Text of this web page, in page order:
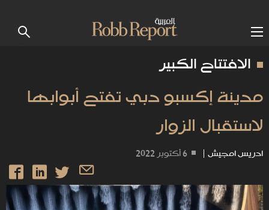
الافتتاح الكبير
مدينة إكسبو دبي تفتح أبوابها
لاستقبال الزوار
ادريس امجيش | 6 أكتوبر 2022